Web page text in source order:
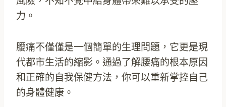
力。
腰痛不僅僅是一個簡單的生理問題，它更是現
代都市生活的縮影。通過了解腰痛的根本原因
和正確的自我保健方法，你可以重新掌控自己
的身體健康。